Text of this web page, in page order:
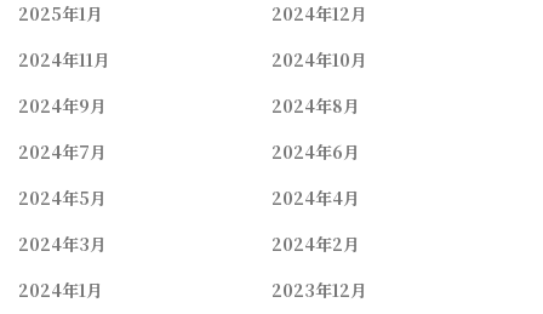
2025年1月
2024年12月
2024年11月
2024年10月
2024年9月
2024年8月
2024年7月
2024年6月
2024年5月
2024年4月
2024年3月
2024年2月
2024年1月
2023年12月